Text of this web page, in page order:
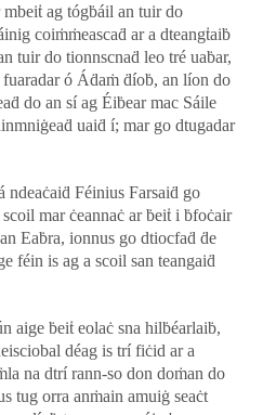
mbeiṫ ag tógḃáil an tuir do
coiṁṁeascaḋ ar a dteangṫaiḃ
tuir do tionnscnaḋ leo tré uaḃar,
fuaradar ó Áḋaṁ ḋíoḃ, an líon do
do an sí ag Éiḃear mac Sáile
uaiḋ í; mar go dtugadar
ndeaċaiḋ Féinius Farsaiḋ go
mar ċeannaċ ar ḃeiṫ i ḃfoċair
Eaḃra, ionnus go dtiocfaḋ ḋe
féin is ag a scoil san teangaiḋ
aige ḃeiṫ eolaċ sna hilḃéarlaiḃ,
déag is trí fiċid ar a
na dtrí rann-so don doṁan do
tug orra anṁain amuiġ seaċt